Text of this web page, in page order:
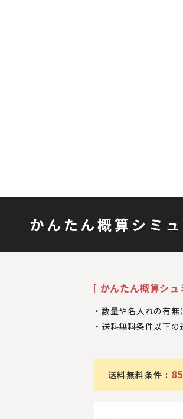
かんたん概算シミ
[ かんたん概算シ
数量や名入れの有無
送料無料条件以下
送料無料条件 :